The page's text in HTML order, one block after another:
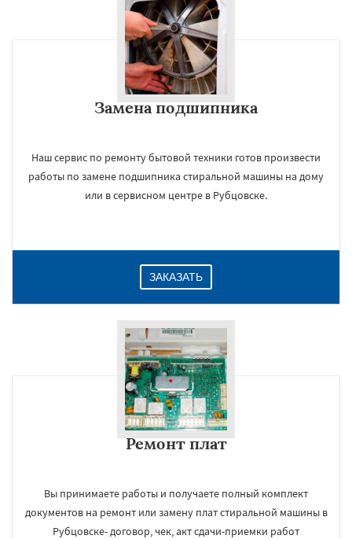
Замена подшипника
Наш сервис по ремонту бытовой техники готов произвести
работы по замене подшипника стиральной машины на дому
или в сервисном центре в Рубцовске.
ЗАКАЗАТЬ
Ремонт плат
Вы принимаете работы и получаете полный комплект
документов на ремонт или замену плат стиральной машины в
Рубцовске- договор, чек, акт сдачи-приемки работ